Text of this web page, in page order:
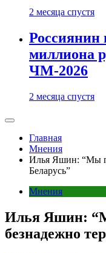
2 месяца спустя
Россиянин
миллиона
ЧМ-2026
2 месяца спустя
Главная
Мнения
Илья Яшин: “Мы
Беларусь”
Мнения
Илья Яшин:
безнадежно